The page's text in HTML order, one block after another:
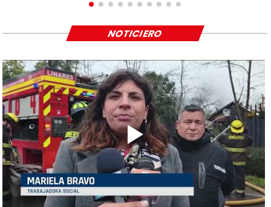
NOTICIERO